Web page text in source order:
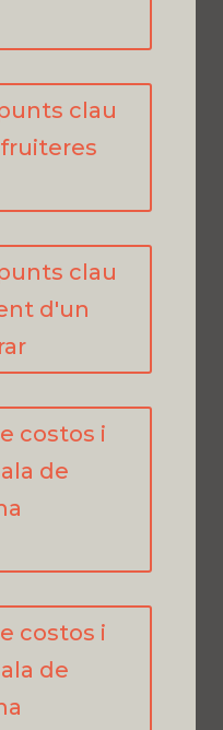
clau
clau
d'un
costos i
de
costos i
de